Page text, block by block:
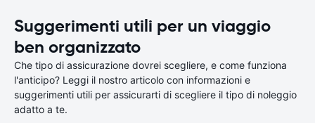
Suggerimenti utili per un viaggio
ben organizzato
Che tipo di assicurazione dovrei scegliere, e come funziona
l'anticipo? Leggi il nostro articolo con informazioni e
suggerimenti utili per assicurarti di scegliere il tipo di noleggio
adatto a te.